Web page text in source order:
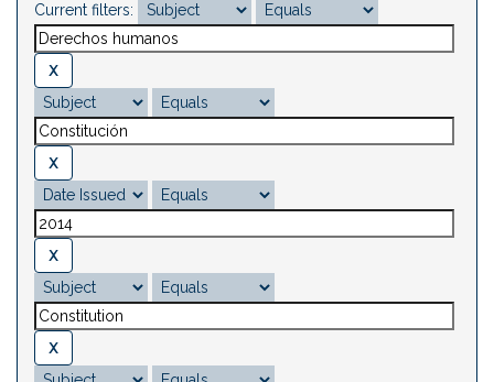
Current filters: